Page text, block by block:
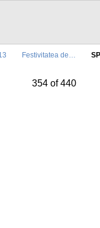
Festivitatea de…
354 of 440